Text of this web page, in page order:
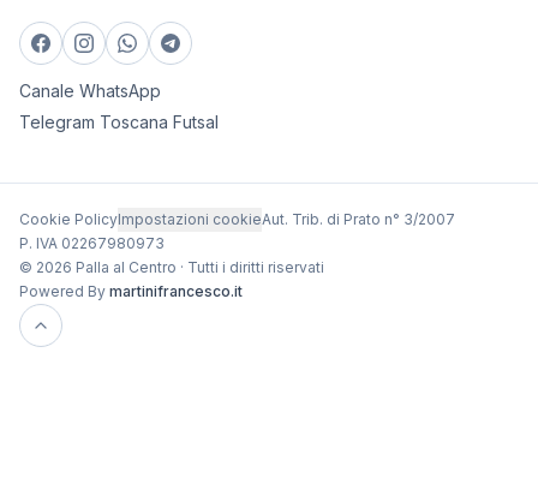
Canale WhatsApp
Telegram Toscana Futsal
Cookie PolicyImpostazioni cookieAut. Trib. di Prato n° 3/2007
P. IVA 02267980973
© 2026 Palla al Centro · Tutti i diritti riservati
Powered By martinifrancesco.it